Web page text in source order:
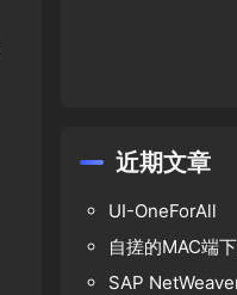
近期文章
UI-OneForAll
自搓的MAC端
SAP